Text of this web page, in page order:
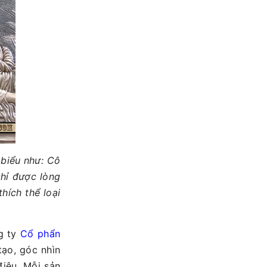
như: Cô
được lòng
thể loại
ty Cổ phẩn
góc nhìn